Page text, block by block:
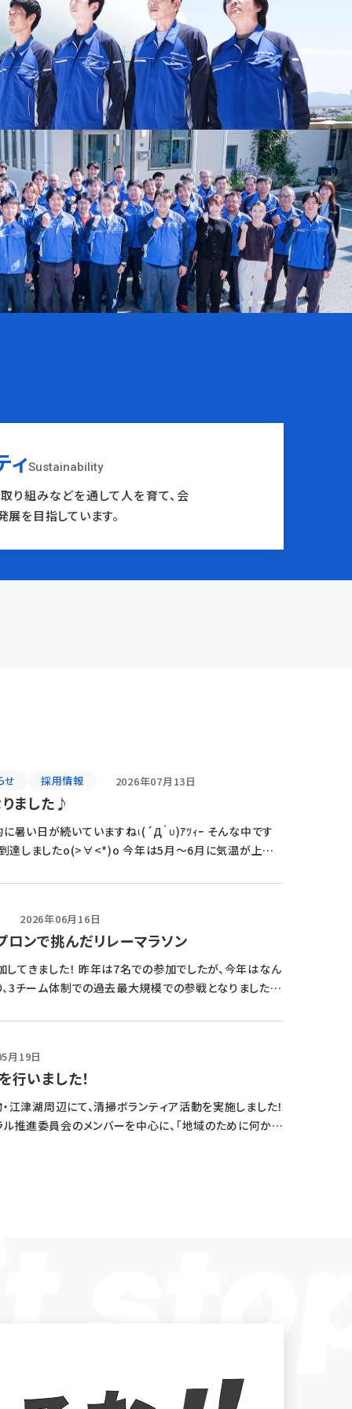
ィSustainability
り組みなどを通して人を育て、会
を目指しています。
せ 採用情報 2026年07月13日
ました♪
暑い日が続いていますねι(´Д｀υ)ｱﾂｨｰ そんな中です
達しましたo(>∀<*)o 今年は5月～6月に気温が上が
2026年06月16日
ロンで挑んだリレーマラソン
してきました！ 昨年は7名での参加でしたが、今年はなん
3チーム体制での過去最大規模での参戦となりました。
月19日
いました！
津湖周辺にて、清掃ボランティア活動を実施しました！
推進委員会のメンバーを中心に、「地域のために何かで